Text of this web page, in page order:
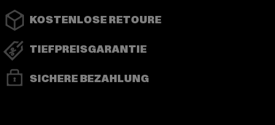
KOSTENLOSE RETOURE
TIEFPREISGARANTIE
SICHERE BEZAHLUNG